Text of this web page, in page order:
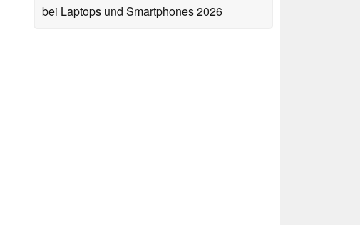
bei Laptops und Smartphones 2026